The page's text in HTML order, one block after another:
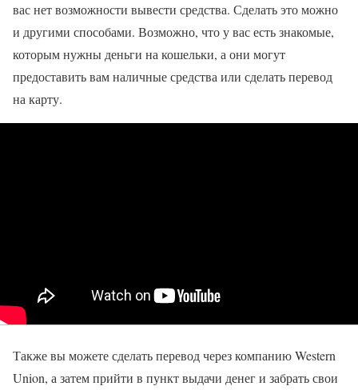
вас нет возможности вывести средства. Сделать это можно
и другими способами. Возможно, что у вас есть знакомые,
которым нужны деньги на кошельки, а они могут
предоставить вам наличные средства или сделать перевод
на карту.
Также вы можете сделать перевод через компанию Western
Union, а затем прийти в пункт выдачи денег и забрать свои